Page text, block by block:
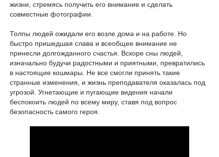
жизни, стремясь получить его внимание и сделать
совместные фотографии.
Толпы людей ожидали его возле дома и на работе. Но
быстро пришедшая слава и всеобщее внимание не
принесли долгожданного счастья. Вскоре сны людей,
изначально будучи радостными и приятными, превратились
в настоящие кошмары. Не все смогли принять такие
странные изменения, и жизнь преподавателя оказалась под
угрозой. Угнетающие и пугающие видения начали
беспокоить людей по всему миру, ставя под вопрос
безопасность самого героя.